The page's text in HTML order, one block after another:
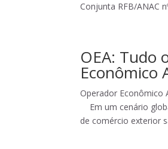
Conjunta RFB/ANAC
OEA: Tudo
Econômico
Operador Econômico
Em um cenário
de comércio exterior